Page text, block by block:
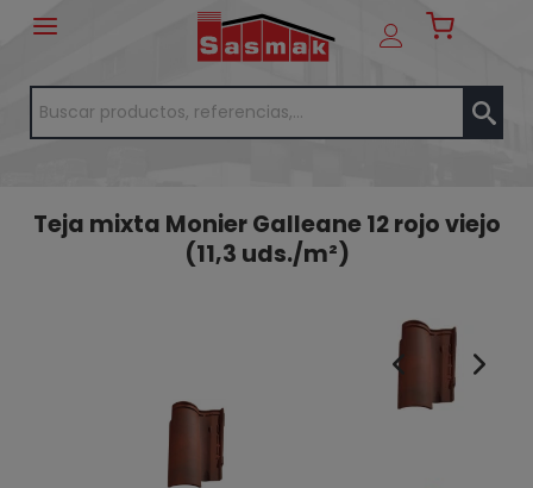
Teja mixta Monier Galleane 12 rojo viejo
(11,3 uds./m²)